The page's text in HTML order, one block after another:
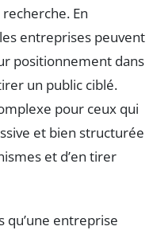
En
entreprises peuvent
positionnement dans
un public ciblé.
pour ceux qui
et bien structurée
et d’en tirer
qu’une entreprise